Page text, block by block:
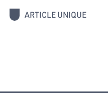
ARTICLE UNIQUE